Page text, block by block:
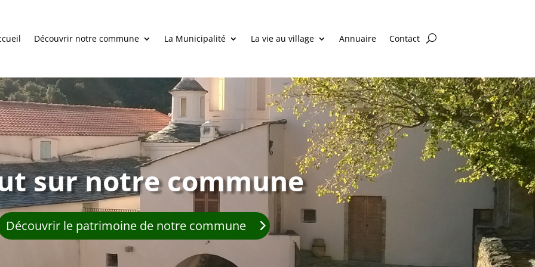
Découvrir notre commune La Municipalité La vie au village Annuaire Contact
sur notre commune
Découvrir le patrimoine de notre commune